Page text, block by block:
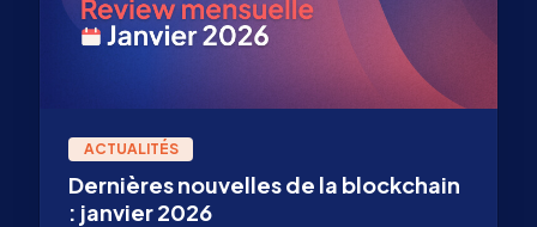
ACTUALITÉS
Dernières nouvelles de la blockchain
: janvier 2026